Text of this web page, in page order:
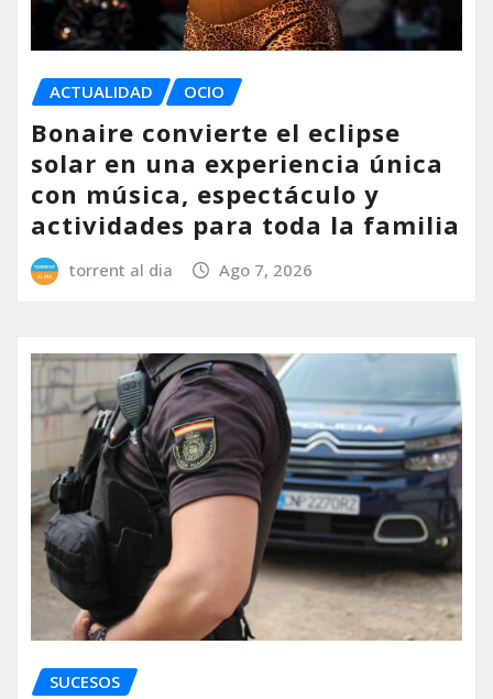
ACTUALIDAD OCIO
Bonaire convierte el eclipse
solar en una experiencia única
con música, espectáculo y
actividades para toda la familia
torrent al dia Ago 7, 2026
SUCESOS